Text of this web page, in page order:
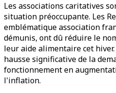
Les associations caritatives
situation préoccupante. Les
emblématique association
démunis, ont dû réduire le
leur aide alimentaire cet
hausse significative de la
fonctionnement en
l'inflation.